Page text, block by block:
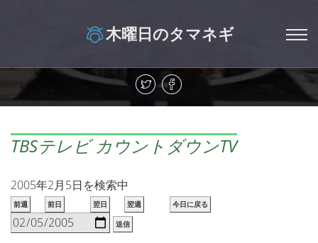
木曜日のタマネギ
TBSテレビ カウントダウンTV
2005年2月5日を検索中
前週 前日 翌日 翌週 今日に戻る
送信